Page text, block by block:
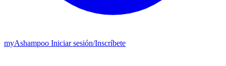
myAshampoo Iniciar sesión/Inscríbete